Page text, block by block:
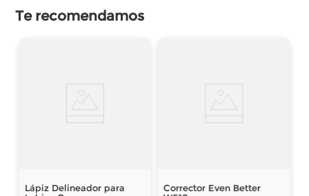
Te recomendamos
Lápiz Delineador para
Corrector Even Better